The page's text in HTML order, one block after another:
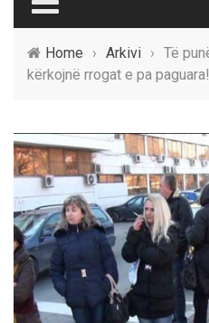
Home › Arkivi › Të
kërkojnë rrogat e pa paguara!